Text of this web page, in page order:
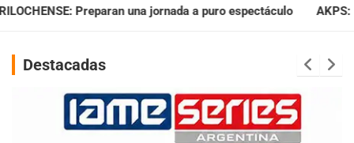
a puro espectáculo AKPS: Intervino la IGJ y oficializó el
Destacadas